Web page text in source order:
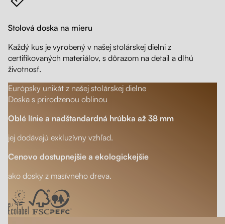
Stolová doska na mieru
Každý kus je vyrobený v našej stolárskej dielni z
certifikovaných materiálov, s dôrazom na detail a dlhú
životnosť.
Európsky unikát z našej stolárskej dielne
Doska s prirodzenou oblinou
Oblé línie a nadštandardná hrúbka až 38 mm
jej dodávajú exkluzívny vzhľad.
Cenovo dostupnejšie a ekologickejšie
ako dosky z masívneho dreva.